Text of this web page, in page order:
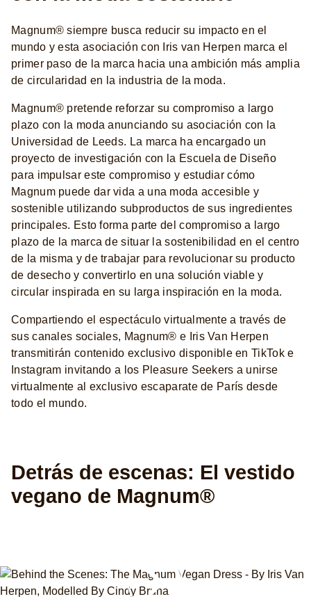
Magnum® siempre busca reducir su impacto en el
mundo y esta asociación con Iris van Herpen marca el
primer paso de la marca hacia una ambición más amplia
de circularidad en la industria de la moda.
Magnum® pretende reforzar su compromiso a largo
plazo con la moda anunciando su asociación con la
Universidad de Leeds. La marca ha encargado un
proyecto de investigación con la Escuela de Diseño
para impulsar este compromiso y estudiar cómo
Magnum puede dar vida a una moda accesible y
sostenible utilizando subproductos de sus ingredientes
principales. Esto forma parte del compromiso a largo
plazo de la marca de situar la sostenibilidad en el centro
de la misma y de trabajar para revolucionar su producto
de desecho y convertirlo en una solución viable y
circular inspirada en su larga inspiración en la moda.
Compartiendo el espectáculo virtualmente a través de
sus canales sociales, Magnum® e Iris Van Herpen
transmitirán contenido exclusivo disponible en TikTok e
Instagram invitando a los Pleasure Seekers a unirse
virtualmente al exclusivo escaparate de París desde
todo el mundo.
Detrás de escenas: El vestido
vegano de Magnum®